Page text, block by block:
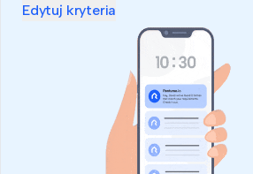
Edytuj kryteria